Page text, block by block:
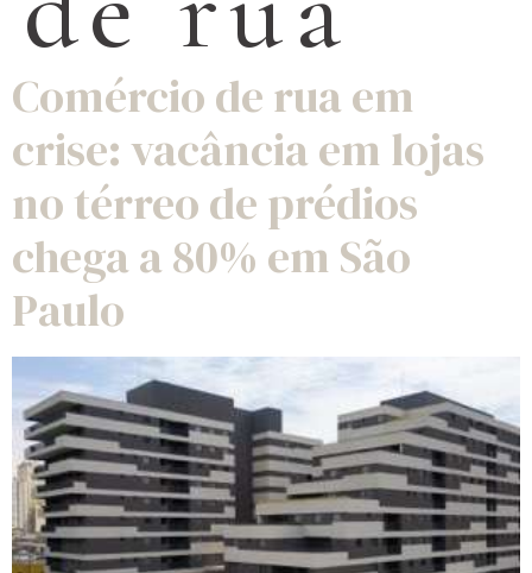
Comércio de rua em
crise: vacância em lojas
no térreo de prédios
chega a 80% em São
Paulo